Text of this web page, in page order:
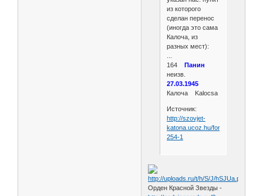
из которого
сделан перенос
(иногда это сама
Калоча, из
разных мест):
164
Панин
неизв.
27.03.1945
Калоча Kalocsa
Источник:
http://szovjet-
katona.ucoz.hu/forum/4-
254-1
Орден Красной Звезды -